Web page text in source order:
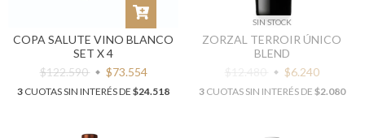
COPA SALUTE VINO BLANCO
SET X 4
$122.590
$73.554
3 CUOTAS SIN INTERÉS DE $24.518
SIN STOCK
ZORZAL TERROIR ÚNICO
BLEND
$12.480
$6.240
3CUOTAS SIN INTERÉS DE $2.080